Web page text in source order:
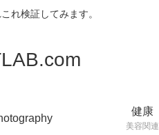
れ検証してみます。
健康
美容関連